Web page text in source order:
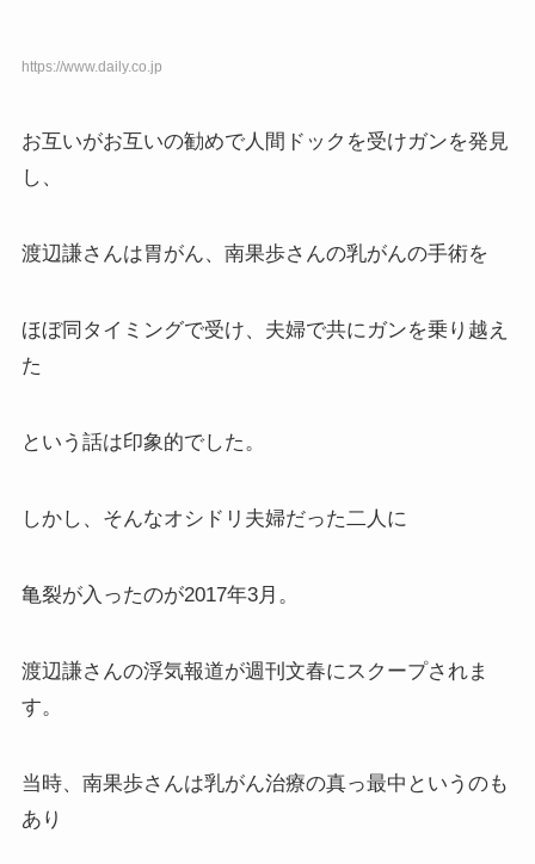
https://www.daily.co.jp
お互いがお互いの勧めで人間ドックを受けガンを発見
し、
渡辺謙さんは胃がん、南果歩さんの乳がんの手術を
ほぼ同タイミングで受け、夫婦で共にガンを乗り越え
た
という話は印象的でした。
しかし、そんなオシドリ夫婦だった二人に
亀裂が入ったのが2017年3月。
渡辺謙さんの浮気報道が週刊文春にスクープされま
す。
当時、南果歩さんは乳がん治療の真っ最中というのも
あり